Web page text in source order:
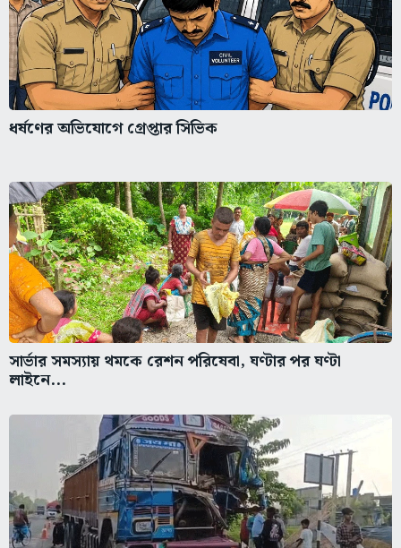
ধর্ষণের অভিযোগে গ্রেপ্তার সিভিক
সার্ভার সমস্যায় থমকে রেশন পরিষেবা, ঘণ্টার পর ঘণ্টা
লাইনে...